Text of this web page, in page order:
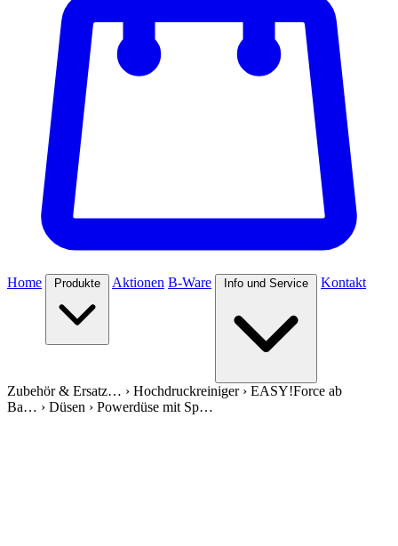
Home Produkte Aktionen B-Ware Info und Service Kontakt
Zubehör & Ersatz… › Hochdruckreiniger› EASY!Force ab
Ba… › Düsen › Powerdüse mit Sp…